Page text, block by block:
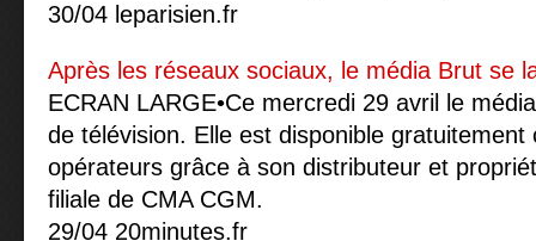
30/04 leparisien.fr
Après les réseaux sociaux, le média Brut se
ECRAN LARGE•Ce mercredi 29 avril le
de télévision. Elle est disponible gratuitement
opérateurs grâce à son distributeur et
filiale de CMA CGM.
29/04 20minutes.fr